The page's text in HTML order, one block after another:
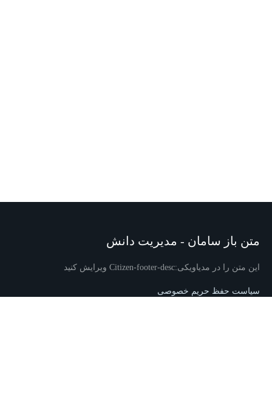
متن باز سامان - مدیریت دانش
این متن را در مدیاویکی:Citizen-footer-desc ویرایش کنید
سیاست حفظ حریم خصوصی